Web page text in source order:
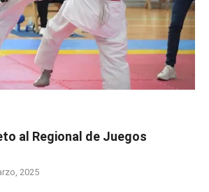
al Regional de Juegos
2025